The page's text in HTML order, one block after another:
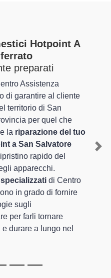
Hotpoint A
preparati
Assistenza
di garantire al cliente
territorio di San
per quel che
la riparazione del tuo
a San Salvatore
rapido del
apparecchi.
di Centro
in grado di fornire
sugli
per farli tornare
durare a lungo nel